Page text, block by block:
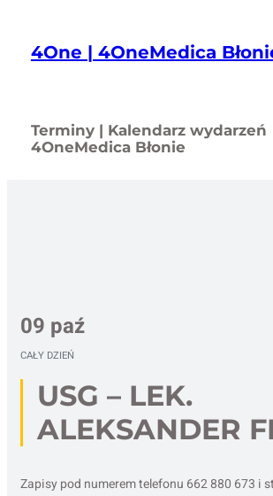
treści4One | 4OneMedica
Terminy | Kalendarz wydarzeń
4OneMedica Błonie
09 paź
CAŁY DZIEŃ
USG – LEK.
ALEKSANDER
Zapisy pod numerem telefonu 662 880 673 i